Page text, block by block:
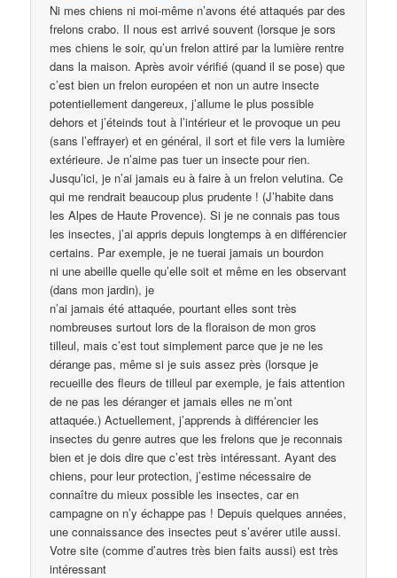
Ni mes chiens ni moi-même n’avons été attaqués par des
frelons crabo. Il nous est arrivé souvent (lorsque je sors
mes chiens le soir, qu’un frelon attiré par la lumière rentre
dans la maison. Après avoir vérifié (quand il se pose) que
c’est bien un frelon européen et non un autre insecte
potentiellement dangereux, j’allume le plus possible
dehors et j’éteinds tout à l’intérieur et le provoque un peu
(sans l’effrayer) et en général, il sort et file vers la lumière
extérieure. Je n’aime pas tuer un insecte pour rien.
Jusqu’ici, je n’ai jamais eu à faire à un frelon velutina. Ce
qui me rendrait beaucoup plus prudente ! (J’habite dans
les Alpes de Haute Provence). Si je ne connais pas tous
les insectes, j’ai appris depuis longtemps à en différencier
certains. Par exemple, je ne tuerai jamais un bourdon
ni une abeille quelle qu’elle soit et même en les observant
(dans mon jardin), je
n’ai jamais été attaquée, pourtant elles sont très
nombreuses surtout lors de la floraison de mon gros
tilleul, mais c’est tout simplement parce que je ne les
dérange pas, même si je suis assez près (lorsque je
recueille des fleurs de tilleul par exemple, je fais attention
de ne pas les déranger et jamais elles ne m’ont
attaquée.) Actuellement, j’apprends à différencier les
insectes du genre autres que les frelons que je reconnais
bien et je dois dire que c’est très intéressant. Ayant des
chiens, pour leur protection, j’estime nécessaire de
connaître du mieux possible les insectes, car en
campagne on n’y échappe pas ! Depuis quelques années,
une connaissance des insectes peut s’avérer utile aussi.
Votre site (comme d’autres très bien faits aussi) est très
intéressant